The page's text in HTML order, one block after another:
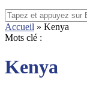
Accueil » Kenya
Mots clé :
Kenya